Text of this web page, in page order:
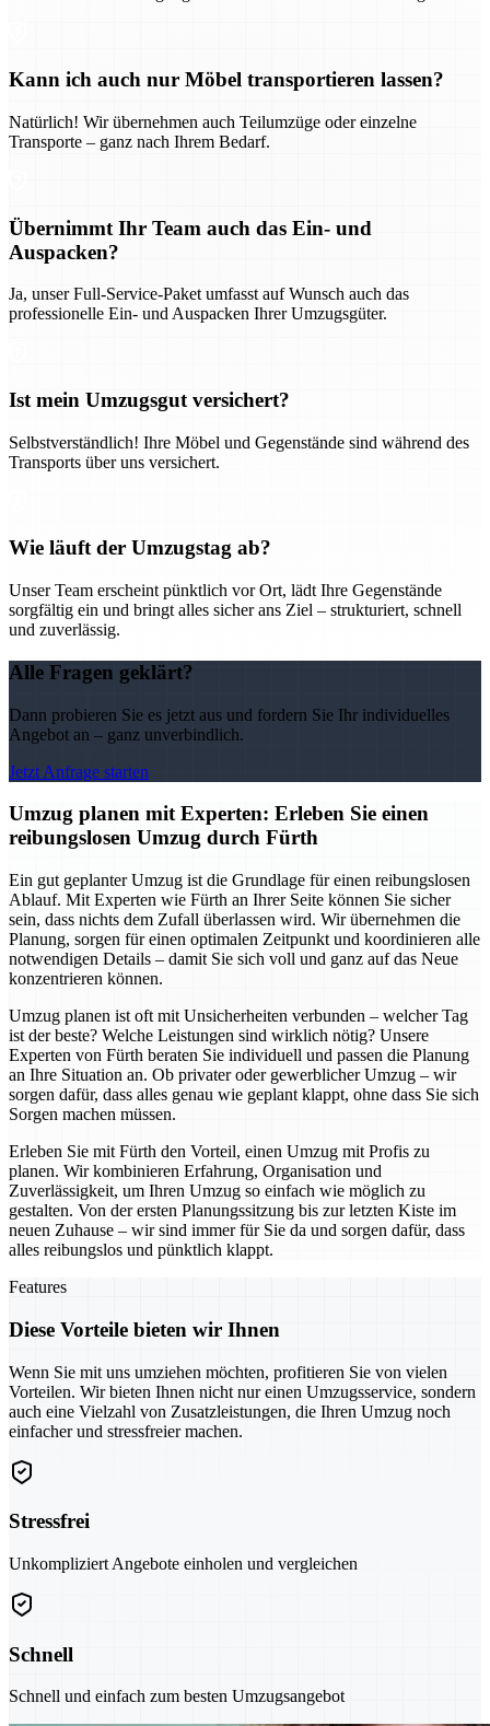
Kann ich auch nur Möbel transportieren lassen?
Natürlich! Wir übernehmen auch Teilumzüge oder einzelne
Transporte – ganz nach Ihrem Bedarf.
Übernimmt Ihr Team auch das Ein- und
Auspacken?
Ja, unser Full-Service-Paket umfasst auf Wunsch auch das
professionelle Ein- und Auspacken Ihrer Umzugsgüter.
Ist mein Umzugsgut versichert?
Selbstverständlich! Ihre Möbel und Gegenstände sind während des
Transports über uns versichert.
Wie läuft der Umzugstag ab?
Unser Team erscheint pünktlich vor Ort, lädt Ihre Gegenstände
sorgfältig ein und bringt alles sicher ans Ziel – strukturiert, schnell
und zuverlässig.
Alle Fragen geklärt?
Dann probieren Sie es jetzt aus und fordern Sie Ihr individuelles
Angebot an – ganz unverbindlich.
Jetzt Anfrage starten
Umzug planen mit Experten: Erleben Sie einen
reibungslosen Umzug durch Fürth
Ein gut geplanter Umzug ist die Grundlage für einen reibungslosen
Ablauf. Mit Experten wie Fürth an Ihrer Seite können Sie sicher
sein, dass nichts dem Zufall überlassen wird. Wir übernehmen die
Planung, sorgen für einen optimalen Zeitpunkt und koordinieren alle
notwendigen Details – damit Sie sich voll und ganz auf das Neue
konzentrieren können.
Umzug planen ist oft mit Unsicherheiten verbunden – welcher Tag
ist der beste? Welche Leistungen sind wirklich nötig? Unsere
Experten von Fürth beraten Sie individuell und passen die Planung
an Ihre Situation an. Ob privater oder gewerblicher Umzug – wir
sorgen dafür, dass alles genau wie geplant klappt, ohne dass Sie sich
Sorgen machen müssen.
Erleben Sie mit Fürth den Vorteil, einen Umzug mit Profis zu
planen. Wir kombinieren Erfahrung, Organisation und
Zuverlässigkeit, um Ihren Umzug so einfach wie möglich zu
gestalten. Von der ersten Planungssitzung bis zur letzten Kiste im
neuen Zuhause – wir sind immer für Sie da und sorgen dafür, dass
alles reibungslos und pünktlich klappt.
Features
Diese Vorteile bieten wir Ihnen
Wenn Sie mit uns umziehen möchten, profitieren Sie von vielen
Vorteilen. Wir bieten Ihnen nicht nur einen Umzugsservice, sondern
auch eine Vielzahl von Zusatzleistungen, die Ihren Umzug noch
einfacher und stressfreier machen.
Stressfrei
Unkompliziert Angebote einholen und vergleichen
Schnell
Schnell und einfach zum besten Umzugsangebot